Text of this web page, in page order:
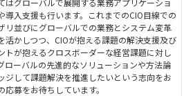
はグローバルで展開する業務アプリケーショ
導入支援も行います。これまでのCIO目線での
リ並びにグローバルでの業務とシステム変革
活かしつつ、CIOが抱える課題の解決支援及び
トが抱えるクロスボーダーな経営課題に対し
ローバルの先進的なソリューションや方法論
ジして課題解決を推進したいという志向をお
応募をお待ちしています。